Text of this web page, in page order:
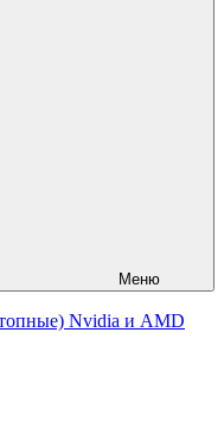
Меню
Nvidia и AMD